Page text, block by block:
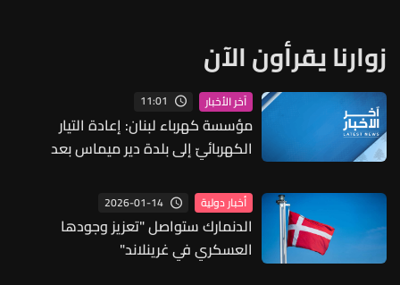
زوارنا يقرأون الآن
آخر الأخبار 11:01
مؤسسة كهرباء لبنان: إعادة التيار
الكهربائيّ إلى بلدة دير ميماس بعد
أخبار دولية 2026-01-14
الدنمارك ستواصل "تعزيز وجودها
العسكري في غرينلاند"